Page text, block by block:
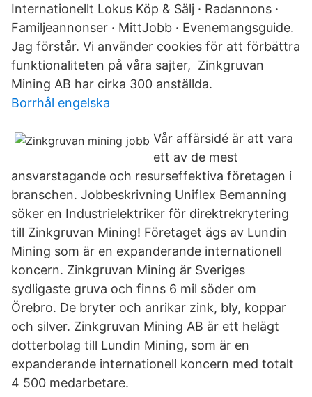
Internationellt Lokus Köp & Sälj · Radannons ·
Familjeannonser · MittJobb · Evenemangsguide.
Jag förstår. Vi använder cookies för att förbättra
funktionaliteten på våra sajter, Zinkgruvan
Mining AB har cirka 300 anställda.
Borrhål engelska
Vår affärsidé är att vara
ett av de mest
ansvarstagande och resurseffektiva företagen i
branschen. Jobbeskrivning Uniflex Bemanning
söker en Industrielektriker för direktrekrytering
till Zinkgruvan Mining! Företaget ägs av Lundin
Mining som är en expanderande internationell
koncern. Zinkgruvan Mining är Sveriges
sydligaste gruva och finns 6 mil söder om
Örebro. De bryter och anrikar zink, bly, koppar
och silver. Zinkgruvan Mining AB är ett helägt
dotterbolag till Lundin Mining, som är en
expanderande internationell koncern med totalt
4 500 medarbetare.